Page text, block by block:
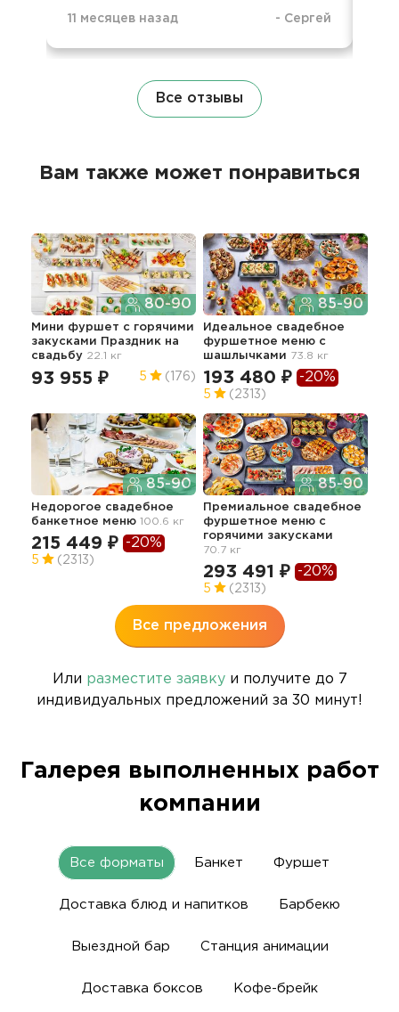
11 месяцев назад - Сергей
Все отзывы
Вам также может понравиться
80-90
Мини фуршет c горячими
закусками Праздник на
свадьбу 22.1 кг
93 955 ₽ 5 (176)
85-90
Идеальное свадебное
фуршетное меню с
шашлычками 73.8 кг
193 480 ₽ -20%
5 (2313)
85-90
Недорогое свадебное
банкетное меню 100.6 кг
215 449 ₽ -20%
5 (2313)
85-90
Премиальное свадебное
фуршетное меню с
горячими закусками
70.7 кг
293 491 ₽ -20%
5 (2313)
Все предложения
Или разместите заявкуи получите до 7
индивидуальных предложений за 30 минут!
Галерея выполненных работ
компании
Все форматы Банкет Фуршет
Доставка блюд и напитков Барбекю
Выездной бар Станция анимации
Доставка боксов Кофе-брейк